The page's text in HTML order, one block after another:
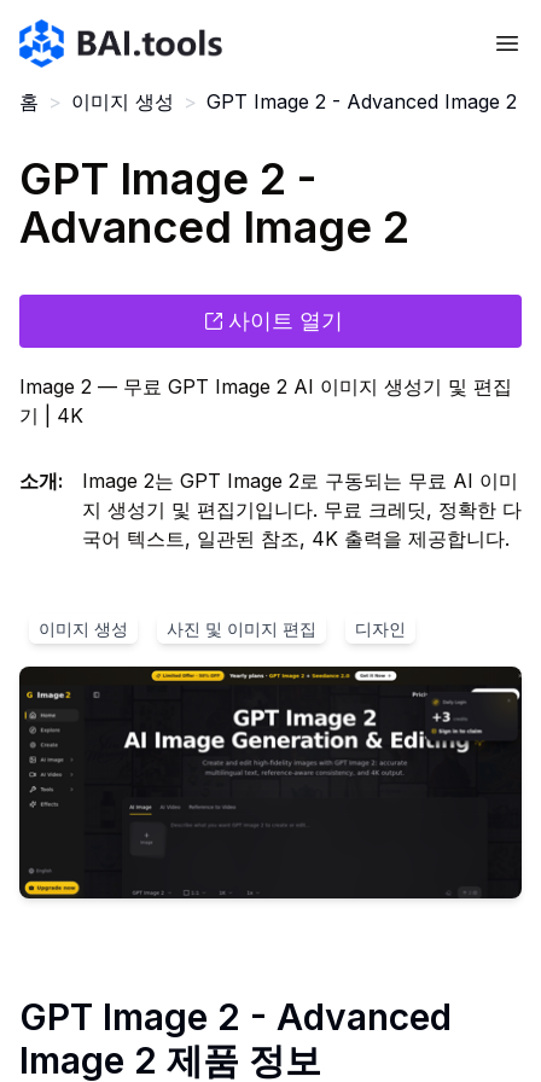
Bai.tools
홈 > 이미지 생성 > GPT Image 2 - Advanced Image 2
GPT Image 2 -
Advanced Image 2
사이트 열기
Image 2 — 무료 GPT Image 2 AI 이미지 생성기 및 편집
기 | 4K
소개:
Image 2는 GPT Image 2로 구동되는 무료 AI 이미
지 생성기 및 편집기입니다. 무료 크레딧, 정확한 다
국어 텍스트, 일관된 참조, 4K 출력을 제공합니다.
이미지 생성 사진 및 이미지 편집 디자인
GPT Image 2 - Advanced
Image 2 제품 정보